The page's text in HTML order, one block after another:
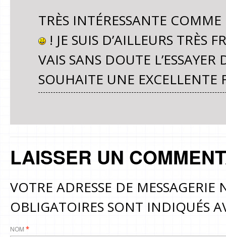
TRÈS INTÉRESSANTE
! JE SUIS D’AILLEURS TRÈS
VAIS SANS DOUTE
SOUHAITE UNE EXCELLENTE
LAISSER UN
VOTRE ADRESSE DE MESSAGERIE
OBLIGATOIRES SONT INDIQUÉS
NOM *